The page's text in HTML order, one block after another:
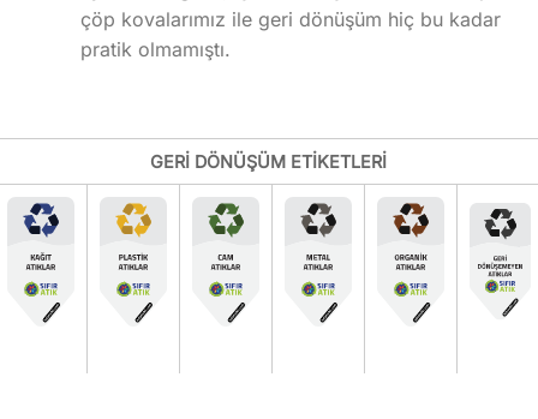
çöp kovalarımız ile geri dönüşüm hiç bu kadar
pratik olmamıştı.
GERİ DÖNÜŞÜM ETİKETLERİ